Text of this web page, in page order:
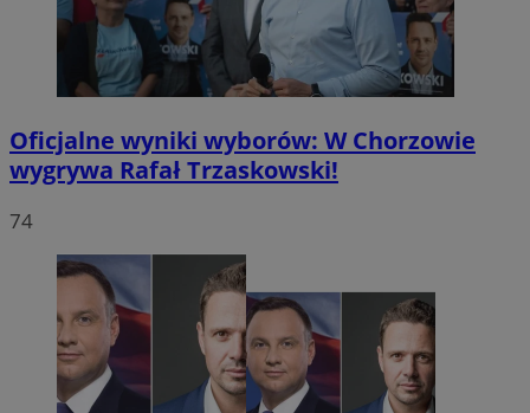
Oficjalne wyniki wyborów: W Chorzowie
wygrywa Rafał Trzaskowski!
74